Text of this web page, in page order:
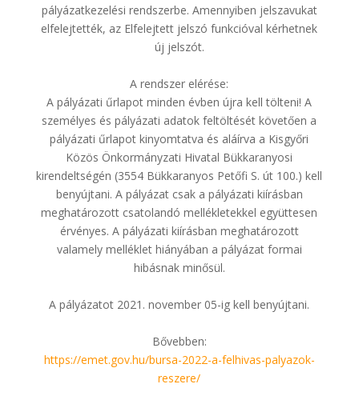
pályázatkezelési rendszerbe. Amennyiben jelszavukat
elfelejtették, az Elfelejtett jelszó funkcióval kérhetnek
új jelszót.
A rendszer elérése:
A pályázati űrlapot minden évben újra kell tölteni! A
személyes és pályázati adatok feltöltését követően a
pályázati űrlapot kinyomtatva és aláírva a Kisgyőri
Közös Önkormányzati Hivatal Bükkaranyosi
kirendeltségén (3554 Bükkaranyos Petőfi S. út 100.) kell
benyújtani. A pályázat csak a pályázati kiírásban
meghatározott csatolandó mellékletekkel együttesen
érvényes. A pályázati kiírásban meghatározott
valamely melléklet hiányában a pályázat formai
hibásnak minősül.
A pályázatot 2021. november 05-ig kell benyújtani.
Bővebben:
https://emet.gov.hu/bursa-2022-a-felhivas-palyazok-
reszere/